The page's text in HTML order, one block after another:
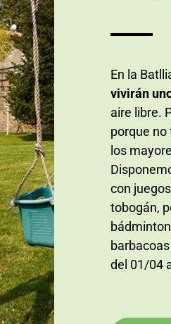
En la
vivirán
aire libre.
porque no
los
con
tobogán,
del 01/04